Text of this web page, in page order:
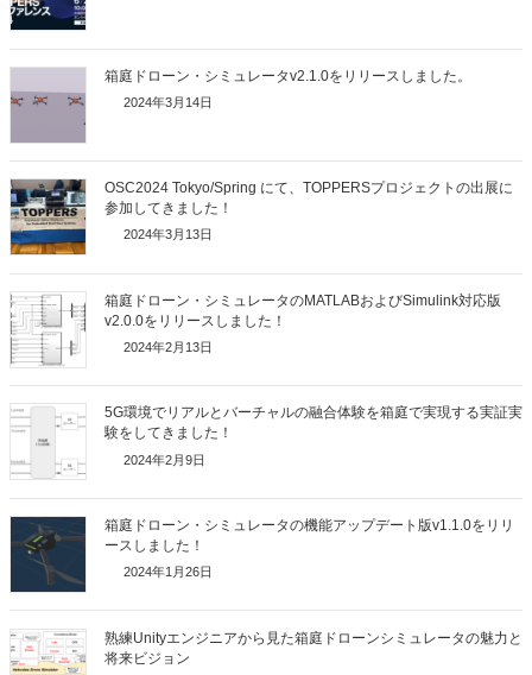
箱庭ドローン・シミュレータv2.1.0をリリースしました。
2024年3月14日
OSC2024 Tokyo/Spring にて、TOPPERSプロジェクトの出展に
参加してきました！
2024年3月13日
箱庭ドローン・シミュレータのMATLABおよびSimulink対応版
v2.0.0をリリースしました！
2024年2月13日
5G環境でリアルとバーチャルの融合体験を箱庭で実現する実証実
験をしてきました！
2024年2月9日
箱庭ドローン・シミュレータの機能アップデート版v1.1.0をリリ
ースしました！
2024年1月26日
熟練Unityエンジニアから見た箱庭ドローンシミュレータの魅力と
将来ビジョン